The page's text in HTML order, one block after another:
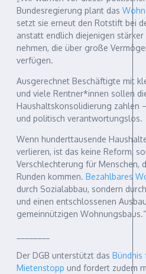
Bundesregierung plant das
setzt sie erneut den Rotstift bei
anstatt endlich diejenigen
nehmen, die über große
verfügen.
Ausgerechnet Beschäftigte mit
und viele Rentner*innen sollen
Haushaltskonsolidierung zahlen
und politisch verantwortungslos.
Wenn hunderttausende
verlieren, ist das keine Reform,
Verschlechterung für Menschen,
Runden kommen. Bezahlbares
durch Sozialabbau, sondern
und einen entschlossenen
gemeinnützigen Wohnungsbaus.“
Der DGB unterstützt das Bündnis
Mietenstopp und fordert zudem